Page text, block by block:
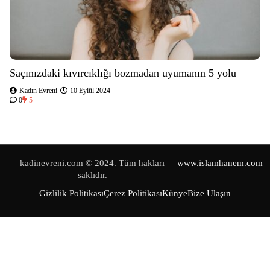
Saçınızdaki kıvırcıklığı bozmadan uyumanın 5 yolu
Kadın Evreni
10 Eylül 2024
0
5
kadinevreni.com © 2024. Tüm hakları
saklıdır.
www.islamhanem.com
Gizlilik PolitikasıÇerez PolitikasıKünyeBize Ulaşın